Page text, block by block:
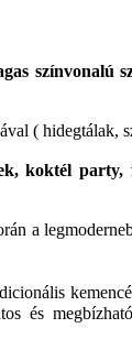
színvonalú
( hidegtálak,
koktél
a
és